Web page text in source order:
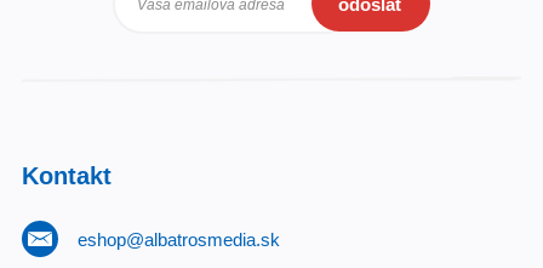
Vaša emailová adresa
Kontakt
eshop@albatrosmedia.sk